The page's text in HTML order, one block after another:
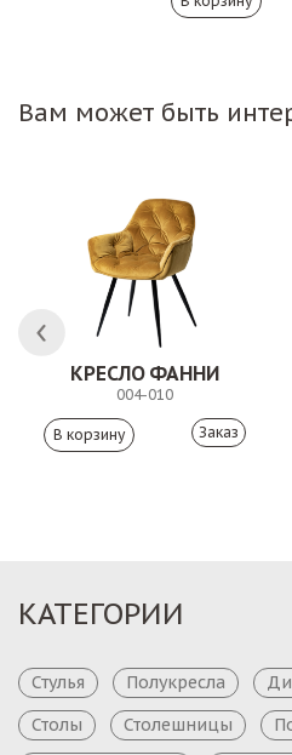
Вам может быть
КРЕСЛО ФАННИ
004-010
Заказ
КАТЕГОРИИ
Стулья Полукресла
Столы
Столешницы